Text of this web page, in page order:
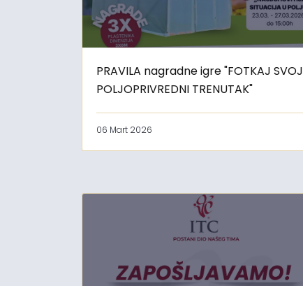
PRAVILA nagradne igre "FOTKAJ SVOJ
POLJOPRIVREDNI TRENUTAK"
06 Mart 2026